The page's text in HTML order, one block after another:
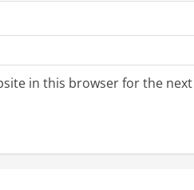
in this browser for the